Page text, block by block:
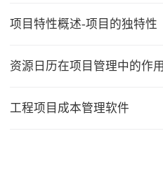
项目特性概述-项目的独特性
资源日历在项目管理中的作用
工程项目成本管理软件